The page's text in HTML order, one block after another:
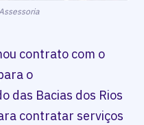
contrato com o
o
das Bacias dos Rios
contratar serviços